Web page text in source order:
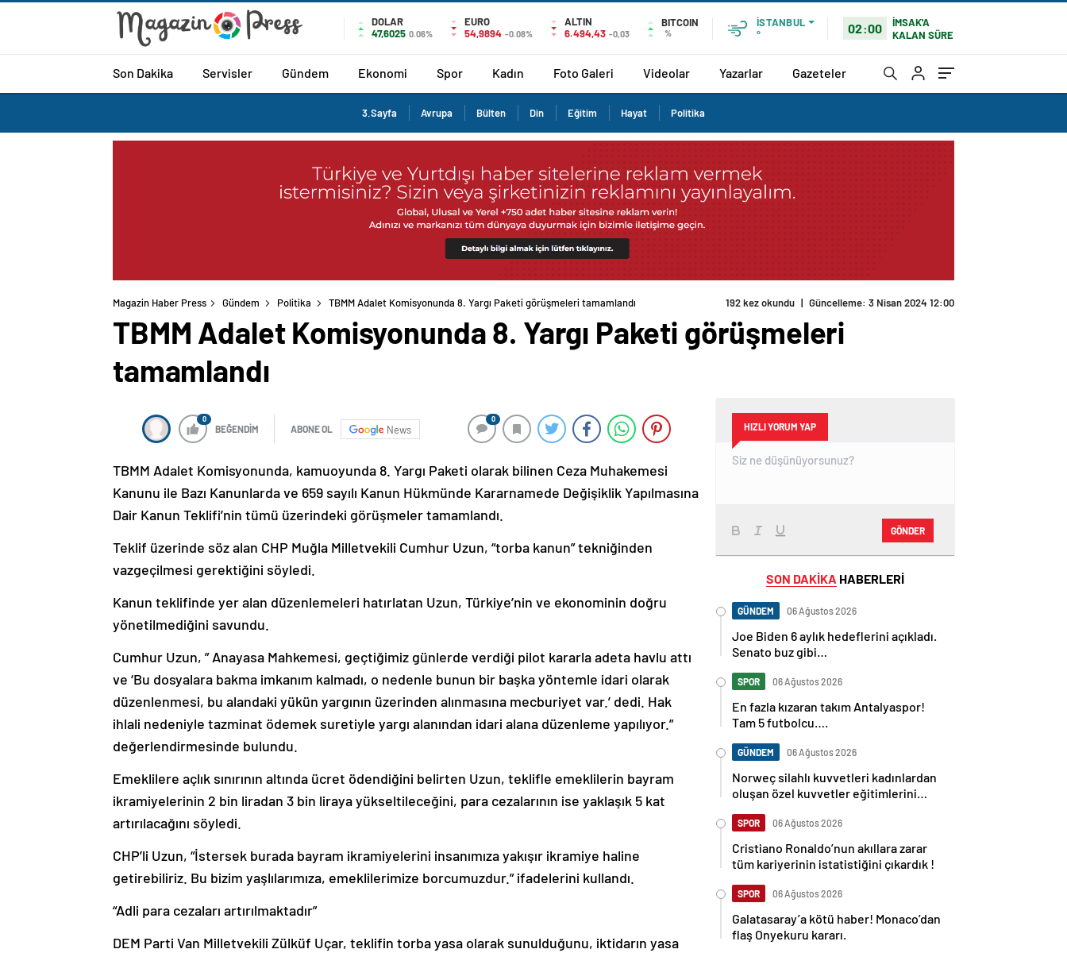
DOLAR
47,6025 0.06%
EURO
54,9894 -0.08%
ALTIN
6.494,43 -0,03
BITCOIN
%
İSTANBUL
°
02:00
İMSAK'A
KALAN SÜRE
Son Dakika Servisler Gündem Ekonomi Spor Kadın Foto Galeri Videolar Yazarlar Gazeteler
3.Sayfa Avrupa Bülten Din Eğitim Hayat Politika
Magazin Haber Press Gündem Politika TBMM Adalet Komisyonunda 8. Yargı Paketi görüşmeleri tamamlandı 192 kez okundu | Güncelleme: 3 Nisan 2024 12:00
TBMM Adalet Komisyonunda 8. Yargı Paketi görüşmeleri
tamamlandı
0
BEĞENDİM ABONE OL News
0
TBMM Adalet Komisyonunda, kamuoyunda 8. Yargı Paketi olarak bilinen Ceza Muhakemesi
Kanunu ile Bazı Kanunlarda ve 659 sayılı Kanun Hükmünde Kararnamede Değişiklik Yapılmasına
Dair Kanun Teklifi’nin tümü üzerindeki görüşmeler tamamlandı.
Teklif üzerinde söz alan CHP Muğla Milletvekili Cumhur Uzun, “torba kanun” tekniğinden
vazgeçilmesi gerektiğini söyledi.
Kanun teklifinde yer alan düzenlemeleri hatırlatan Uzun, Türkiye’nin ve ekonominin doğru
yönetilmediğini savundu.
Cumhur Uzun, ” Anayasa Mahkemesi, geçtiğimiz günlerde verdiği pilot kararla adeta havlu attı
ve ‘Bu dosyalara bakma imkanım kalmadı, o nedenle bunun bir başka yöntemle idari olarak
düzenlenmesi, bu alandaki yükün yargının üzerinden alınmasına mecburiyet var.’ dedi. Hak
ihlali nedeniyle tazminat ödemek suretiyle yargı alanından idari alana düzenleme yapılıyor.”
değerlendirmesinde bulundu.
Emeklilere açlık sınırının altında ücret ödendiğini belirten Uzun, teklifle emeklilerin bayram
ikramiyelerinin 2 bin liradan 3 bin liraya yükseltileceğini, para cezalarının ise yaklaşık 5 kat
artırılacağını söyledi.
CHP’li Uzun, “İstersek burada bayram ikramiyelerini insanımıza yakışır ikramiye haline
getirebiliriz. Bu bizim yaşlılarımıza, emeklilerimize borcumuzdur.” ifadelerini kullandı.
“Adli para cezaları artırılmaktadır”
DEM Parti Van Milletvekili Zülküf Uçar, teklifin torba yasa olarak sunulduğunu, iktidarın yasa
HIZLI YORUM YAP
GÖNDER
SON DAKİKA HABERLERİ
GÜNDEM 06 Ağustos 2026
Joe Biden 6 aylık hedeflerini açıkladı.
Senato buz gibi…
SPOR 06 Ağustos 2026
En fazla kızaran takım Antalyaspor!
Tam 5 futbolcu….
GÜNDEM 06 Ağustos 2026
Norweç silahlı kuvvetleri kadınlardan
oluşan özel kuvvetler eğitimlerini
SPOR 06 Ağustos 2026
Cristiano Ronaldo’nun akıllara zarar
tüm kariyerinin istatistiğini çıkardık !
SPOR 06 Ağustos 2026
Galatasaray’a kötü haber! Monaco’dan
flaş Onyekuru kararı.